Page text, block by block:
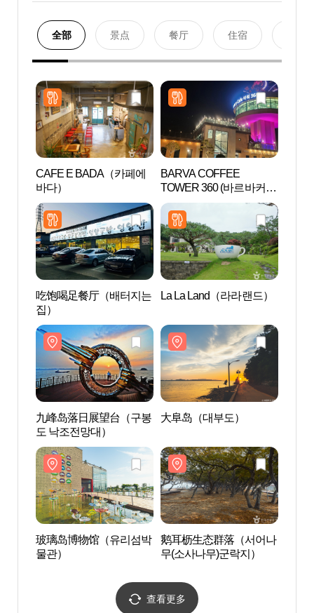
全部 景点 餐厅 住宿
CAFE E BADA（카페에
바다）
BARVA COFFEE
TOWER 360 (바르바커피
타워 360)
吃饱喝足餐厅（배터지는
집）
La La Land（라라랜드）
九峰岛落日展望台（구봉
도 낙조전망대）
大阜岛（대부도）
玻璃岛博物馆（유리섬박
물관）
鹅耳枥生态群落（서어나
무(소사나무)군락지）
查看更多